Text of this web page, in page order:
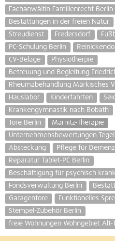
Fachanwältin Familienrecht Berlin
Bestattungen in der freien Natur
Streudienst
Fredersdorf
PC-Schulung Berlin
CV-Beläge
Physiotherpie
Betreuung und Begleitung
Rheumabehandlung Märkisches
Hauslabor
Kinderfahrten
Krankengymnastik nach Bobath
Tore Berlin
Marnitz-Therapie
Unternehmensbewertungen Tegel
Absteckung
Pflege für
Reparatur Tablet-PC Berlin
Beschäftigung für psychisch
Fondsverwaltung Berlin
Garagentore
Funktionelles
Stempel-Zubehör Berlin
freie Wohnungen Wohngebiet Alt-